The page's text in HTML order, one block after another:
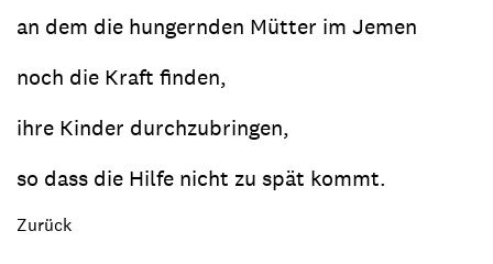
an dem die hungernden Mütter im Jemen
noch die Kraft finden,
ihre Kinder durchzubringen,
so dass die Hilfe nicht zu spät kommt.
Zurück